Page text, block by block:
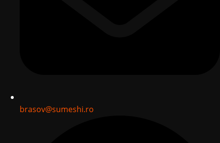
brasov@sumeshi.ro